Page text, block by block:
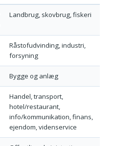
Landbrug, skovbrug, fiskeri
Råstofudvinding, industri,
forsyning
Bygge og anlæg
Handel, transport,
hotel/restaurant,
info/kommunikation, finans,
ejendom, videnservice